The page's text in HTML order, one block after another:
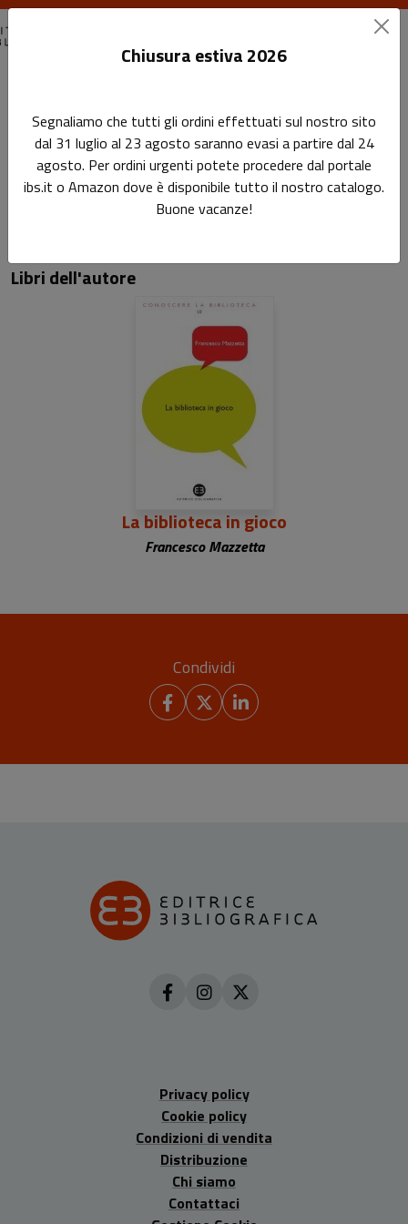
Francesco Mazzetta
Pagina di Francesco Mazzetta
Libri dell'autore
La biblioteca in gioco
Francesco Mazzetta
Condividi
Privacy policy
Cookie policy
Condizioni di vendita
Distribuzione
Chi siamo
Contattaci
Chiusura estiva 2026
Segnaliamo che tutti gli ordini effettuati sul nostro sito
dal 31 luglio al 23 agosto saranno evasi a partire dal 24
agosto. Per ordini urgenti potete procedere dal portale
ibs.it o Amazon dove è disponibile tutto il nostro catalogo.
Buone vacanze!